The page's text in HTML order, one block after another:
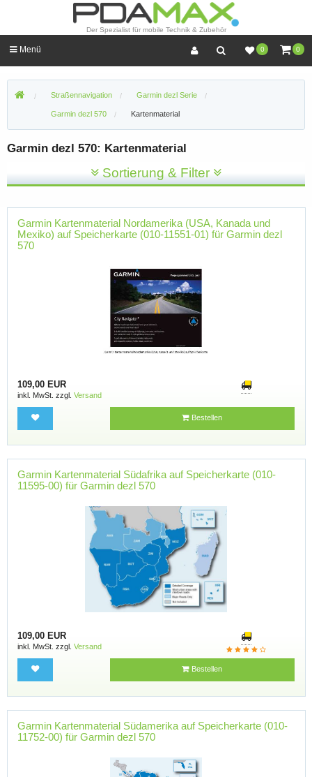
Der Spezialist für mobile Technik & Zubehör
0 0
Menü
Straßennavigation Garmin dezl Serie
Garmin dezl 570 Kartenmaterial
Garmin dezl 570: Kartenmaterial
Sortierung & Filter
Garmin Kartenmaterial Nordamerika (USA, Kanada und
Mexiko) auf Speicherkarte (010-11551-01) für Garmin dezl
570
109,00 EUR
inkl. MwSt. zzgl. Versand
Bestellen
Garmin Kartenmaterial Südafrika auf Speicherkarte (010-
11595-00) für Garmin dezl 570
109,00 EUR
inkl. MwSt. zzgl. Versand
Bestellen
Garmin Kartenmaterial Südamerika auf Speicherkarte (010-
11752-00) für Garmin dezl 570